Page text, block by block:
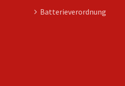
Batterieverordnung